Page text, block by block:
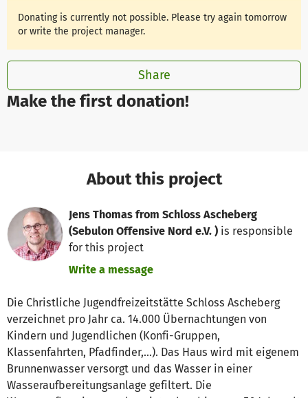
Make the first donation!
Donating is currently not possible. Please try again tomorrow
or write the project manager.
Share
About this project
Jens Thomas from Schloss Ascheberg
(Sebulon Offensive Nord e.V. ) is responsible
for this project
Write a message
Die Christliche Jugendfreizeitstätte Schloss Ascheberg
verzeichnet pro Jahr ca. 14.000 Übernachtungen von
Kindern und Jugendlichen (Konfi-Gruppen,
Klassenfahrten, Pfadfinder,...). Das Haus wird mit eigenem
Brunnenwasser versorgt und das Wasser in einer
Wasseraufbereitungsanlage gefiltert. Die